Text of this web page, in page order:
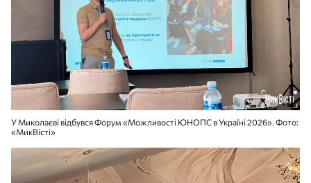
У Миколаєві відбувся Форум «Можливості ЮНОПС в Україні 2026». Фото:
«МикВісті»